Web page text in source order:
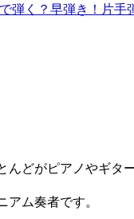
弾く？早弾き！片手
んどがピアノやギタ
アム奏者です。